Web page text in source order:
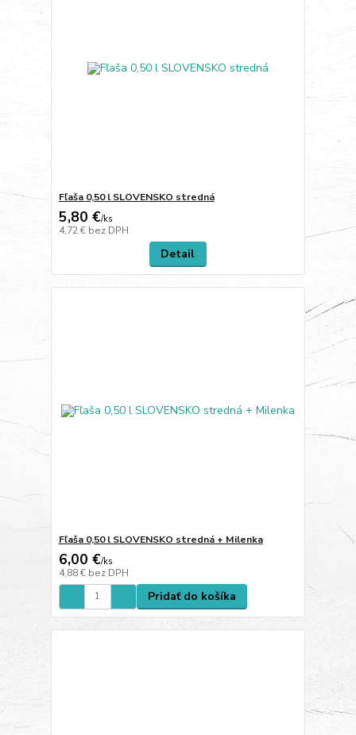
Fľaša 0,50 l SLOVENSKO stredná
5,80 €/ks
4,72 € bez DPH
Detail
Fľaša 0,50 l SLOVENSKO stredná + Milenka
6,00 €/ks
4,88 € bez DPH
Pridať do košíka